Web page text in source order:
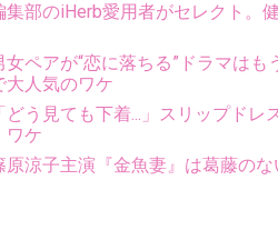
部のiHerb愛用者がセレクト。
ペアが“恋に落ちる”ドラマは
大人気のワケ
う見ても下着...」スリップドレ
ワケ
涼子主演『金魚妻』は葛藤の